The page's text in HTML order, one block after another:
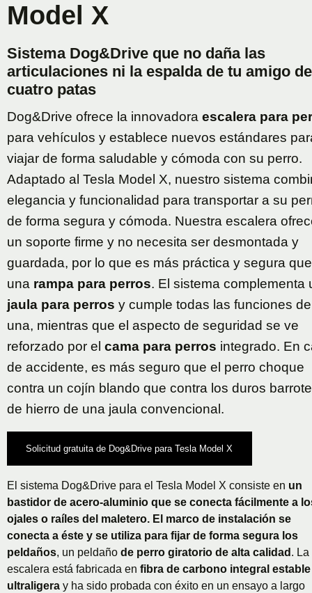
Model X
Sistema Dog&Drive que no daña las
articulaciones ni la espalda de tu amigo de
cuatro patas
Dog&Drive ofrece la innovadora escalera para
para vehículos y establece nuevos estándares
viajar de forma saludable y cómoda con su perro.
Adaptado al Tesla Model X, nuestro sistema
elegancia y funcionalidad para transportar a su
de forma segura y cómoda. Nuestra escalera
un soporte firme y no necesita ser desmontada y
guardada, por lo que es más práctica y segura que
una rampa para perros. El sistema complementa
jaula para perros y cumple todas las funciones de
una, mientras que el aspecto de seguridad se ve
reforzado por el cama para perros integrado. En
de accidente, es más seguro que el perro choque
contra un cojín blando que contra los duros
de hierro de una jaula convencional.
Solicitud gratuita de Dog&Drive para Tesla Model X
El sistema Dog&Drive para el Tesla Model X consiste en un
bastidor de acero-aluminio que se conecta fácilmente a
ojales o raíles del maletero. El marco de instalación se
conecta a éste y se utiliza para fijar de forma segura los
peldaños, un peldaño de perro giratorio de alta calidad . La
escalera está fabricada en fibra de carbono integral
ultraligera y ha sido probada con éxito en un ensayo a largo